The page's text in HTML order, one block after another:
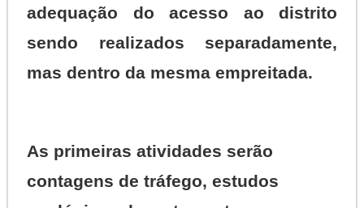
adequação do acesso ao distrito
sendo realizados separadamente,
mas dentro da mesma empreitada.
As primeiras atividades serão
contagens de tráfego, estudos